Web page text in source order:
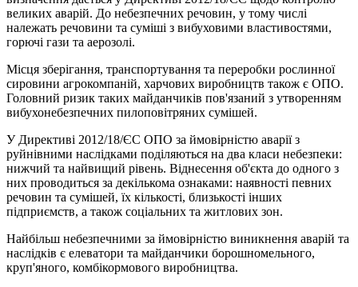
великих аварій. До небезпечних речовин, у тому числі
належать речовини та суміші з вибуховими властивостями,
горючі гази та аерозолі.
Місця зберігання, транспортування та переробки рослинної
сировини агрокомпаній, харчових виробництв також є ОПО.
Головний ризик таких майданчиків пов'язаний з утворенням
вибухонебезпечних пилоповітряних сумішей.
У Директиві 2012/18/ЄС ОПО за ймовірністю аварії з
руйнівними наслідками поділяються на два класи небезпеки:
нижчий та найвищий рівень. Віднесення об'єкта до одного з
них проводиться за декількома ознаками: наявності певних
речовин та сумішей, їх кількості, близькості інших
підприємств, а також соціальних та житлових зон.
Найбільш небезпечними за ймовірністю виникнення аварій та
наслідків є елеватори та майданчики борошномельного,
круп'яного, комбікормового виробництва.